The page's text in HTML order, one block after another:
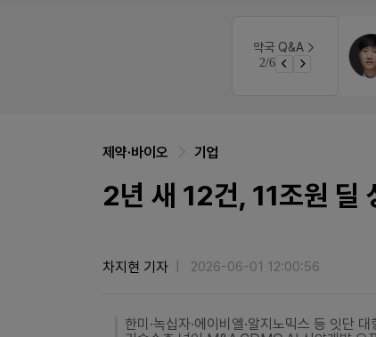
약국 Q&A
3/6
제약·바이오 기업
2년 새 12건, 11조원 딜
차지현 기자 2026-06-01 12:00:56
한미·녹십자·에이비엘·알지노믹스 등 잇단 대